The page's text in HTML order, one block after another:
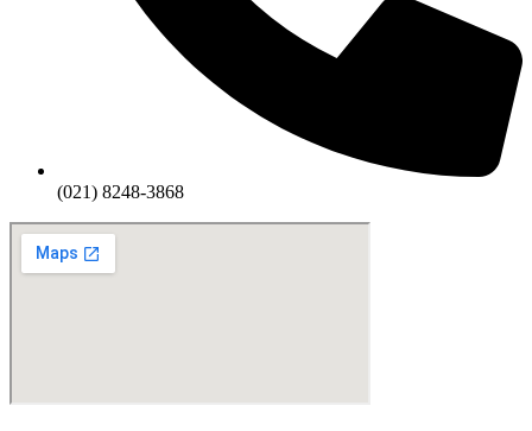
(021) 8248-3868